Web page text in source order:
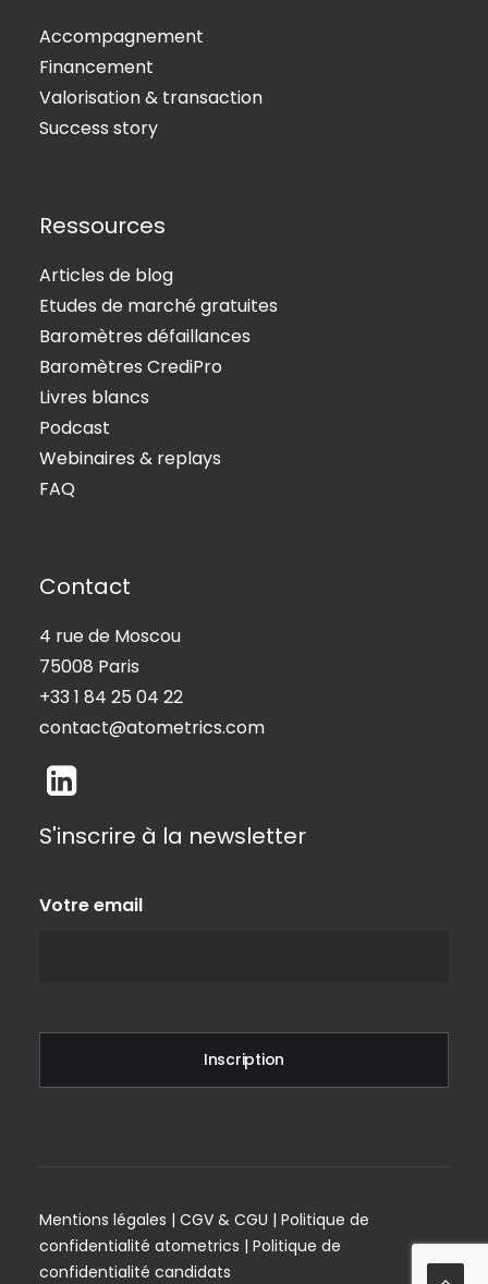
Accompagnement
Financement
Valorisation & transaction
Success story
Ressources
Articles de blog
Etudes de marché gratuites
Baromètres défaillances
Baromètres CrediPro
Livres blancs
Podcast
Webinaires & replays
FAQ
Contact
4 rue de Moscou
75008 Paris
+33 1 84 25 04 22
contact@atometrics.com
S'inscrire à la newsletter
Votre email
Mentions légales | CGV & CGU | Politique de
confidentialité atometrics | Politique de
confidentialité candidats